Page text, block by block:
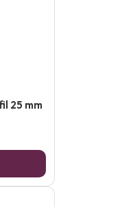
25 mm